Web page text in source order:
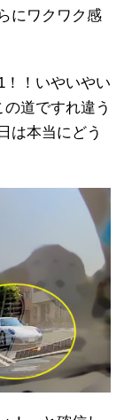
にワクワク感
！！いやいやい
道ですれ違う
は本当にどう